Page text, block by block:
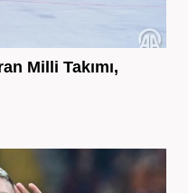
Milli Takımı,